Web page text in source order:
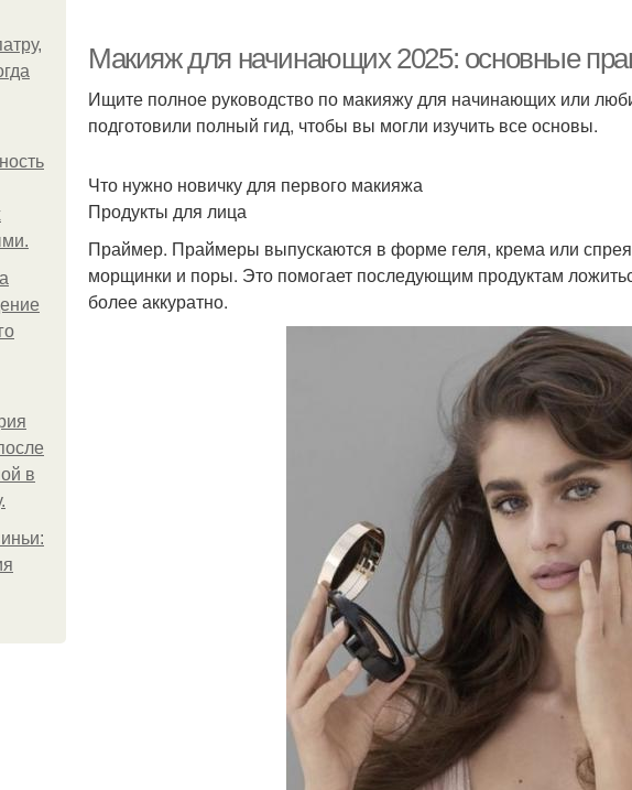
в
Макияж для начинающих 2025: основные
Ищите полное руководство по макияжу для начинающих или
подготовили полный гид, чтобы вы могли изучить все основы.
Что нужно новичку для первого макияжа
Продукты для лица
Праймер. Праймеры выпускаются в форме геля, крема или
морщинки и поры. Это помогает последующим продуктам
более аккуратно.